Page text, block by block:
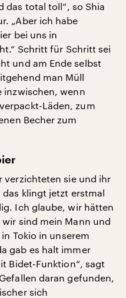
das total toll“, so Shia
„Aber ich habe
bei uns in
Schritt für Schritt sei
und am Ende selbst
man Müll
inzwischen, wenn
Läden, zum
Becher zum
verzichteten sie und ihr
klingt jetzt erstmal
Ich glaube, wir hätten
sind mein Mann und
Tokio in unserem
gab es halt immer
Bidet-Funktion“, sagt
daran gefunden,
sich